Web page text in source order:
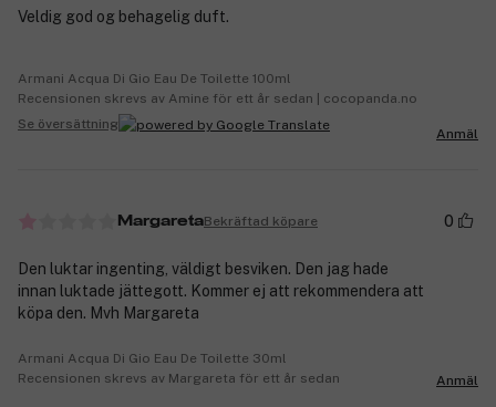
Veldig god og behagelig duft.
Armani Acqua Di Gio Eau De Toilette 100ml
Recensionen skrevs av Amine för ett år sedan | cocopanda.no
Se översättning
Anmäl
MargaretaBekräftad köpare 0
Den luktar ingenting, väldigt besviken. Den jag hade
innan luktade jättegott. Kommer ej att rekommendera att
köpa den. Mvh Margareta
Armani Acqua Di Gio Eau De Toilette 30ml
Recensionen skrevs av Margareta för ett år sedan
Anmäl